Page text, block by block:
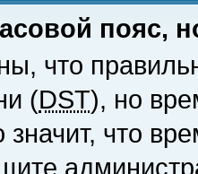
пояс,
что
(DST), но
значит, что